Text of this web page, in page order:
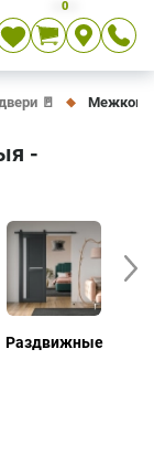
0
🚪
-
Раздвижные